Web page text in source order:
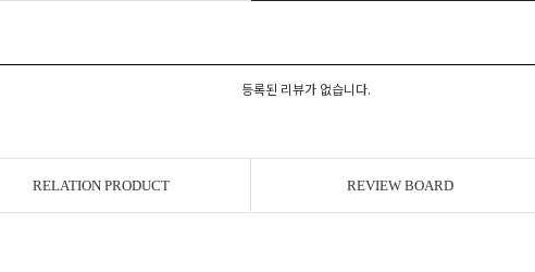
등록된 리뷰가 없습니다.
RELATION PRODUCT REVIEW BOARD